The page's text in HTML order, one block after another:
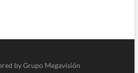
by Grupo Megavisión